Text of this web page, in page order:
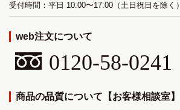
受付時間：平日 10:00〜17:00（土日祝日を除く）
web注文について
0120-58-0241
商品の品質について【お客様相談室】